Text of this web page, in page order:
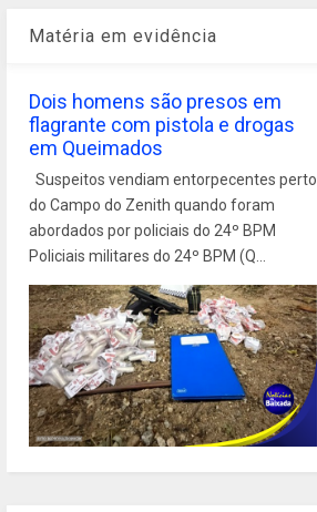
Matéria em evidência
Dois homens são presos em
flagrante com pistola e drogas
em Queimados
Suspeitos vendiam entorpecentes perto
do Campo do Zenith quando foram
abordados por policiais do 24º BPM
Policiais militares do 24º BPM (Q...